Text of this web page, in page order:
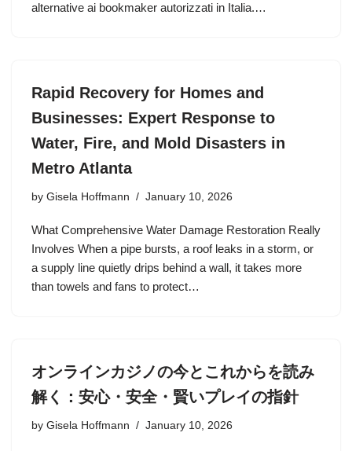
alternative ai bookmaker autorizzati in Italia.…
Rapid Recovery for Homes and
Businesses: Expert Response to
Water, Fire, and Mold Disasters in
Metro Atlanta
by Gisela Hoffmann January 10, 2026
What Comprehensive Water Damage Restoration Really
Involves When a pipe bursts, a roof leaks in a storm, or
a supply line quietly drips behind a wall, it takes more
than towels and fans to protect…
オンラインカジノの今とこれからを読み
解く：安心・安全・賢いプレイの指針
by Gisela Hoffmann January 10, 2026